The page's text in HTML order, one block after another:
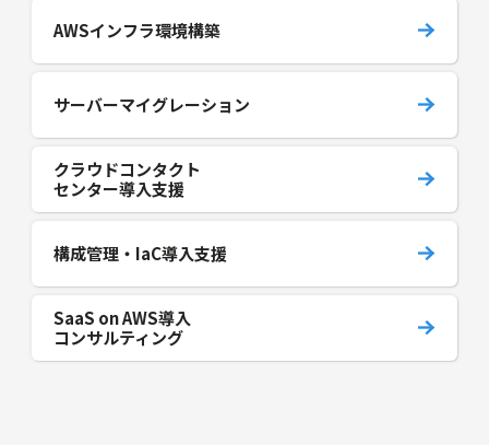
AWSインフラ環境構築
サーバーマイグレーション
クラウドコンタクト
センター導入支援
構成管理・IaC導入支援
SaaS on AWS導入
コンサルティング